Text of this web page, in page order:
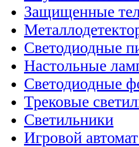
Защищенные
Светодиодные
Настольные
Светодиодные
Трековые
Светильники
Игровой